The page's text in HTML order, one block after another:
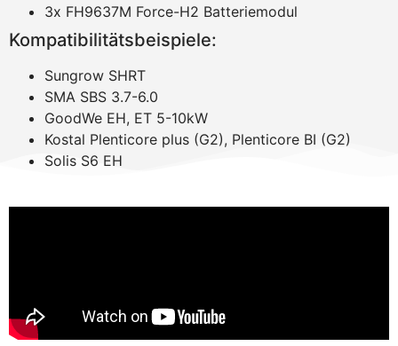
3x FH9637M Force-H2 Batteriemodul
Kompatibilitätsbeispiele:
Sungrow SHRT
SMA SBS 3.7-6.0
GoodWe EH, ET 5-10kW
Kostal Plenticore plus (G2), Plenticore BI (G2)
Solis S6 EH